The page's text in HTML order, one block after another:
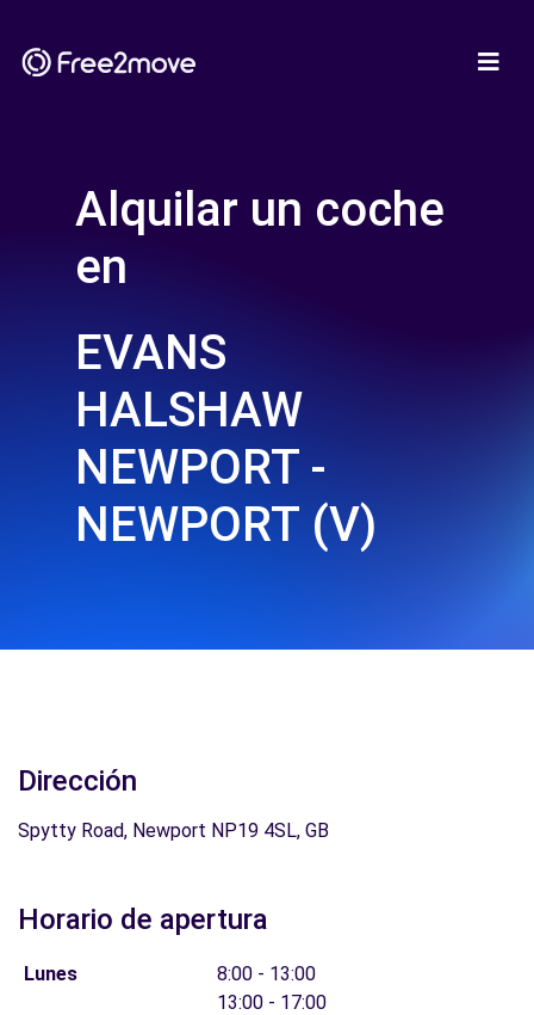
Alquilar un coche
en
EVANS
HALSHAW
NEWPORT -
NEWPORT (V)
Dirección
Spytty Road, Newport NP19 4SL, GB
Horario de apertura
Lunes
8:00 - 13:00
13:00 - 17:00